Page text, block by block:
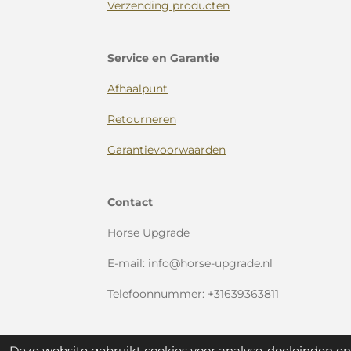
Verzending producten
Service en Garantie
Afhaalpunt
Retourneren
Garantievoorwaarden
Contact
Horse Upgrade
E-mail: info@horse-upgrade.nl
Telefoonnummer: +31639363811